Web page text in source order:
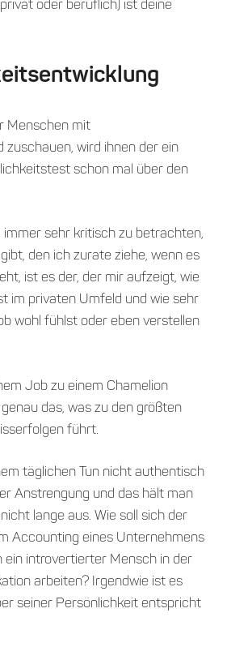
oder beruflich) ist deine
Menschen mit
zuschauen, wird ihnen der ein
schon mal über den
immer sehr kritisch zu betrachten,
den ich zurate ziehe, wenn es
ist es der, der mir aufzeigt, wie
im privaten Umfeld und wie sehr
wohl fühlst oder eben verstellen
Job zu einem Chamelion
das, was zu den größten
führt.
täglichen Tun nicht authentisch
Anstrengung und das hält man
lange aus. Wie soll sich der
Accounting eines Unternehmens
ein introvertierter Mensch in der
arbeiten? Irgendwie ist es
seiner Persönlichkeit entspricht